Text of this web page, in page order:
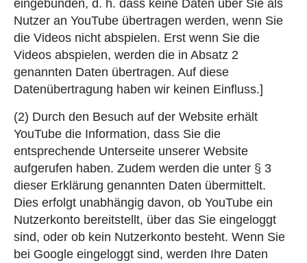
eingebunden, d. h. dass keine Daten über Sie als
Nutzer an YouTube übertragen werden, wenn Sie
die Videos nicht abspielen. Erst wenn Sie die
Videos abspielen, werden die in Absatz 2
genannten Daten übertragen. Auf diese
Datenübertragung haben wir keinen Einfluss.]
(2) Durch den Besuch auf der Website erhält
YouTube die Information, dass Sie die
entsprechende Unterseite unserer Website
aufgerufen haben. Zudem werden die unter § 3
dieser Erklärung genannten Daten übermittelt.
Dies erfolgt unabhängig davon, ob YouTube ein
Nutzerkonto bereitstellt, über das Sie eingeloggt
sind, oder ob kein Nutzerkonto besteht. Wenn Sie
bei Google eingeloggt sind, werden Ihre Daten